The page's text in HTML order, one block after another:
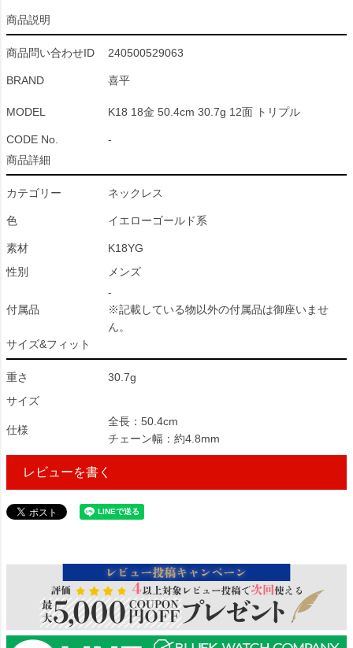
商品説明
商品問い合わせID 240500529063
BRAND 喜平
MODEL K18 18金 50.4cm 30.7g 12面 トリプル
CODE No.
-
商品詳細
カテゴリー ネックレス
色 イエローゴールド系
素材
K18YG
性別
メンズ
付属品
-
※記載している物以外の付属品は御座いませ
ん。
サイズ&フィット
重さ
30.7g
サイズ
仕様
全長：50.4cm
チェーン幅：約4.8mm
レビューを書く